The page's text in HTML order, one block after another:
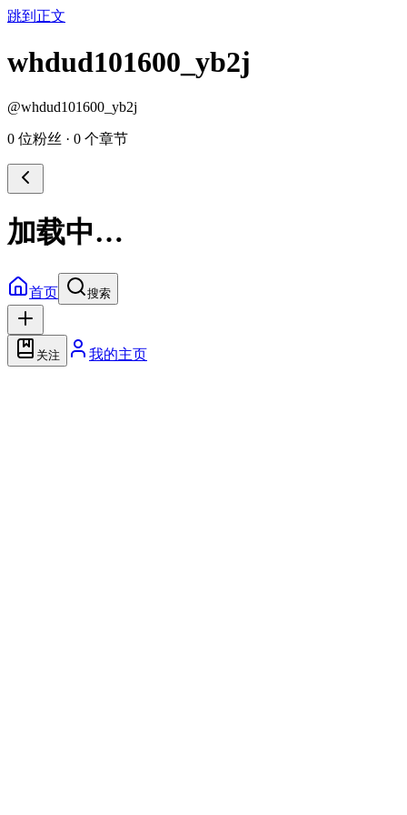
跳到正文
whdud101600_yb2j
@whdud101600_yb2j
0 位粉丝 · 0 个章节
加载中…
首页 搜索
关注 我的主页